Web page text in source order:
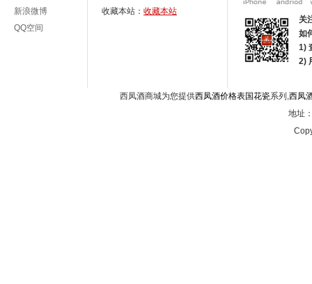
新浪微博
QQ空间
收藏本站： 收藏本站
关
如
1)
2)
西凤酒商城为您提供西凤酒价格表国花瓷系列, 西凤
地址